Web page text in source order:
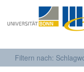
Filtern nach: